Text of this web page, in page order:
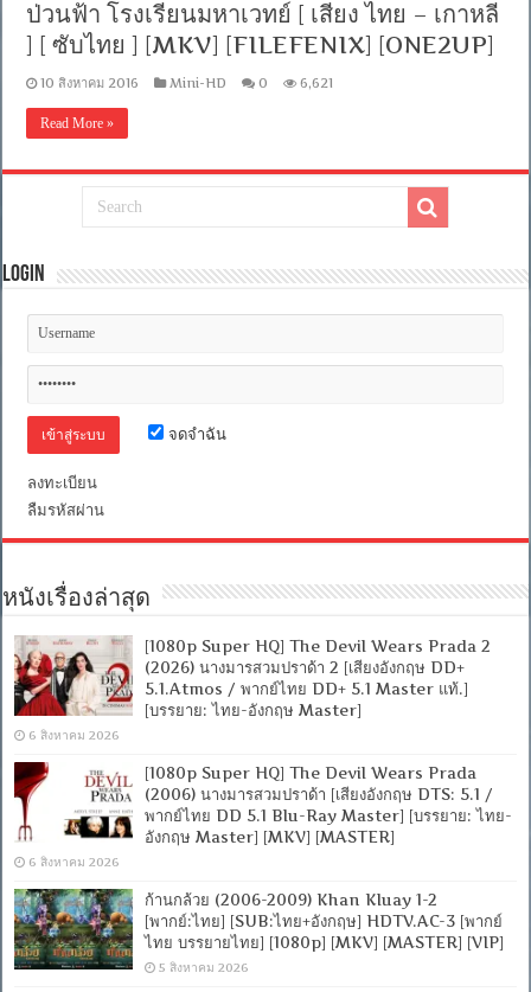
ป่วนฟ้า โรงเรียนมหาเวทย์ [ เสียง ไทย – เกาหลี
] [ ซับไทย ] [MKV] [FILEFENIX] [ONE2UP]
10 สิงหาคม 2016 Mini-HD 0 6,621
Read More »
Login
จดจำฉัน
ลงทะเบียน
ลืมรหัสผ่าน
หนังเรื่องล่าสุด
[1080p Super HQ] The Devil Wears Prada 2
(2026) นางมารสวมปราด้า 2 [เสียงอังกฤษ DD+
5.1.Atmos / พากย์ไทย DD+ 5.1 Master แท้.]
[บรรยาย: ไทย-อังกฤษ Master]
6 สิงหาคม 2026
[1080p Super HQ] The Devil Wears Prada
(2006) นางมารสวมปราด้า [เสียงอังกฤษ DTS: 5.1 /
พากย์ไทย DD 5.1 Blu-Ray Master] [บรรยาย: ไทย-
อังกฤษ Master] [MKV] [MASTER]
6 สิงหาคม 2026
ก้านกล้วย (2006-2009) Khan Kluay 1-2
[พากย์:ไทย] [SUB:ไทย+อังกฤษ] HDTV.AC-3 [พากย์
ไทย บรรยายไทย] [1080p] [MKV] [MASTER] [VIP]
5 สิงหาคม 2026